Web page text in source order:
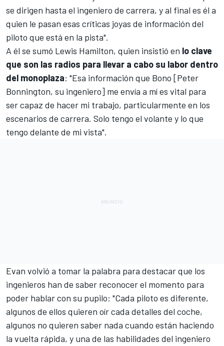
se dirigen hasta el ingeniero de carrera, y al final es él a
quien le pasan esas críticas joyas de información del
piloto que está en la pista".
A él se sumó Lewis Hamilton, quien insistió en lo clave
que son las radios para llevar a cabo su labor dentro
del monoplaza: "Esa información que Bono [Peter
Bonnington, su ingeniero] me envía a mí es vital para
ser capaz de hacer mi trabajo, particularmente en los
escenarios de carrera. Solo tengo el volante y lo que
tengo delante de mi vista".
Evan volvió a tomar la palabra para destacar que los
ingenieros han de saber reconocer el momento para
poder hablar con su pupilo: "Cada piloto es diferente,
algunos de ellos quieren oír cada detalles del coche,
algunos no quieren saber nada cuando están haciendo
la vuelta rápida, y una de las habilidades del ingeniero